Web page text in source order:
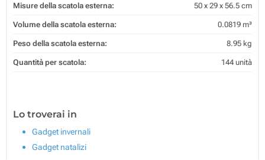
Misure della scatola esterna: 50 x 29 x 56.5 cm
Volume della scatola esterna: 0.0819 m³
Peso della scatola esterna: 8.95 kg
Quantità per scatola: 144 unità
Lo troverai in
Gadget invernali
Gadget natalizi